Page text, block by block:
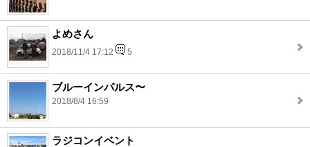
よめさん
2018/11/4 17:12 5
ブルーインパルス〜
2018/8/4 16:59
ラジコンイベント